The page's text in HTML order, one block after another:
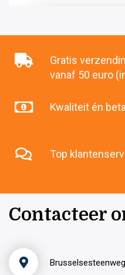
Gratis
vanaf 50 euro
Kwaliteit én
Top
Contacteer